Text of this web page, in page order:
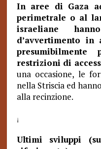
In aree di Gaza
perimetrale o al
israeliane
d’avvertimento in
restrizioni di
una occasione, le
nella Striscia ed
alla recinzione.
¡
Ultimi sviluppi